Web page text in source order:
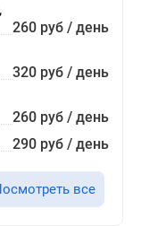
260 руб / день
320 руб / день
260 руб / день
290 руб / день
все